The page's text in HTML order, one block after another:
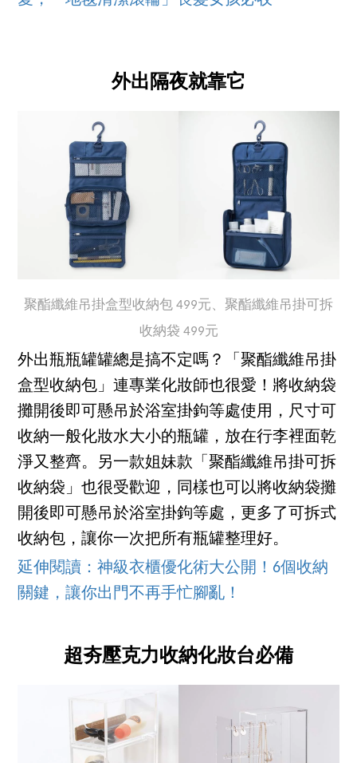
外出隔夜就靠它
聚酯纖維吊掛盒型收納包 499元、聚酯纖維吊掛可拆
收納袋 499元
外出瓶瓶罐罐總是搞不定嗎？「聚酯纖維吊掛
盒型收納包」連專業化妝師也很愛！將收納袋
攤開後即可懸吊於浴室掛鉤等處使用，尺寸可
收納一般化妝水大小的瓶罐，放在行李裡面乾
淨又整齊。另一款姐妹款「聚酯纖維吊掛可拆
收納袋」也很受歡迎，同樣也可以將收納袋攤
開後即可懸吊於浴室掛鉤等處，更多了可拆式
收納包，讓你一次把所有瓶罐整理好。
延伸閱讀：神級衣櫃優化術大公開！6個收納
關鍵，讓你出門不再手忙腳亂！
超夯壓克力收納化妝台必備